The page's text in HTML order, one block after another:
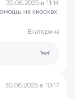
30.06.2025 в 11:14
на киосках
Екатерина
30.06.2025 в 10:17